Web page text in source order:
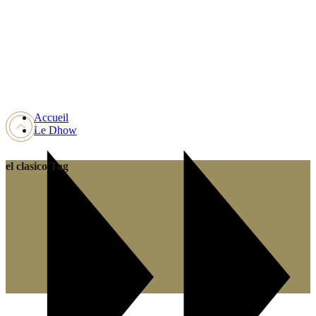
Accueil
Le Dhow
el clasico Tag